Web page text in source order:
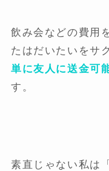
飲み会などの費用
たはだいたいをサ
単に友人に送金可
す。
素直じゃない私は「